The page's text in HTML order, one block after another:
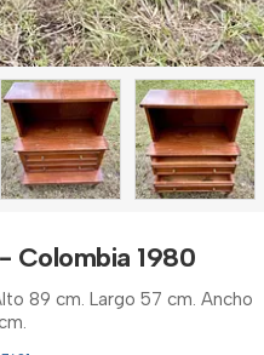
Colombia 1980
89 cm. Largo 57 cm. Ancho